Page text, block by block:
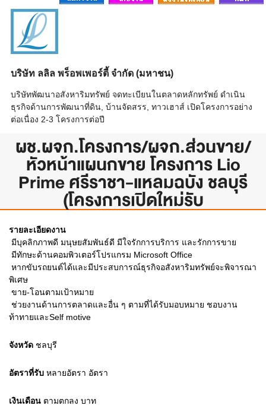
บริษัท ลลิล พร็อพเพอร์ตี้ จำกัด (มหาชน)
บริษัทพัฒนาอสังหาริมทรัพย์ จดทะเบียนในตลาดหลักทรัพย์ ดำเนิน
ธุรกิจด้านการพัฒนาที่ดิน, บ้านจัดสรร, ทาวเฮาส์ เปิดโครงการอย่าง
ต่อเนื่อง 2-3 โครงการต่อปี
ผช.ผจก.โครงการ/ผจก.ส่วนขาย/
หัวหน้าแผนกขาย โครงการ Lio
Prime ศรีราชา-แหลมฉบัง ชลบุรี
(โครงการเปิดใหม่รับ
รายละเอียดงาน
 มีบุคลิกภาพดี มนุษยสัมพันธ์ดี มีใจรักการบริการ และรักการขาย
 มีทักษะด้านคอมพิวเตอร์โปรแกรม Microsoft Office
 หากขับรถยนต์ได้และมีประสบการณ์ธุรกิจอสังหาริมทรัพย์จะพิจารณา
พิเศษ
 ขาย-โอนตามเป้าหมาย
 ช่วยงานด้านการตลาดและอื่น ๆ ตามที่ได้รับมอบหมาย ชอบงาน
ท้าทายและSelf motive
จังหวัด ชลบุรี
อัตราที่รับ หลายอัตรา อัตรา
เงินเดือน ตามตกลง บาท